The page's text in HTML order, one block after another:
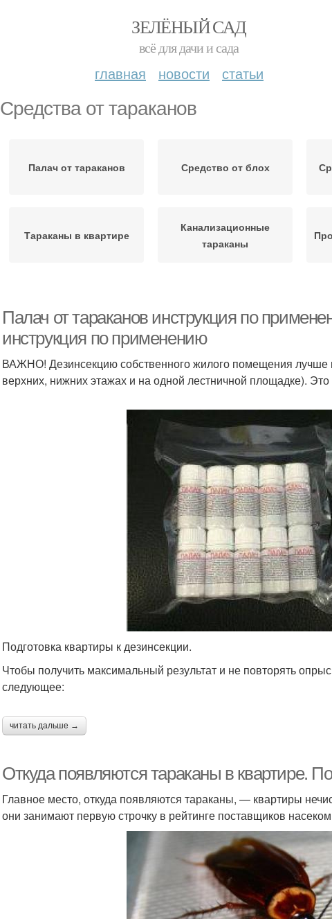
ЗЕЛЁНЫЙ САД
всё для дачи и сада
главная новости статьи
Средства от тараканов
Палач от тараканов Средство от блох
Тараканы в квартире
Канализационные
тараканы
средство
Кислота на тараканов Народные средства
Сода от тараканов
Эффективные средства
Действия против
тараканов
Яды от тараканов Химические средства
Средства в шприцах Эффективное средство
Палач от тараканов инструкция по
инструкция по применению
ВАЖНО! Дезинсекцию собственного жилого помещения
верхних, нижних этажах и на одной лестничной площадке).
Подготовка квартиры к дезинсекции.
Чтобы получить максимальный результат и не повторять
следующее:
читать дальше →
Откуда появляются тараканы в квартире.
Главное место, откуда появляются тараканы, — квартиры
они занимают первую строчку в рейтинге поставщиков